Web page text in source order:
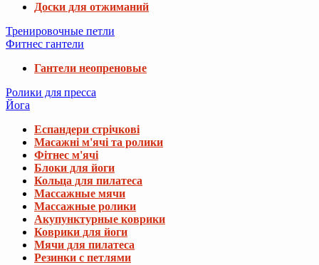
Доски для отжиманий
Тренировочные петли
Фитнес гантели
Гантели неопреновые
Ролики для пресса
Йога
Еспандери стрічкові
Масажні м'ячі та ролики
Фітнес м'ячі
Блоки для йоги
Кольца для пилатеса
Массажные мячи
Массажные ролики
Акупунктурные коврики
Коврики для йоги
Мячи для пилатеса
Резинки с петлями